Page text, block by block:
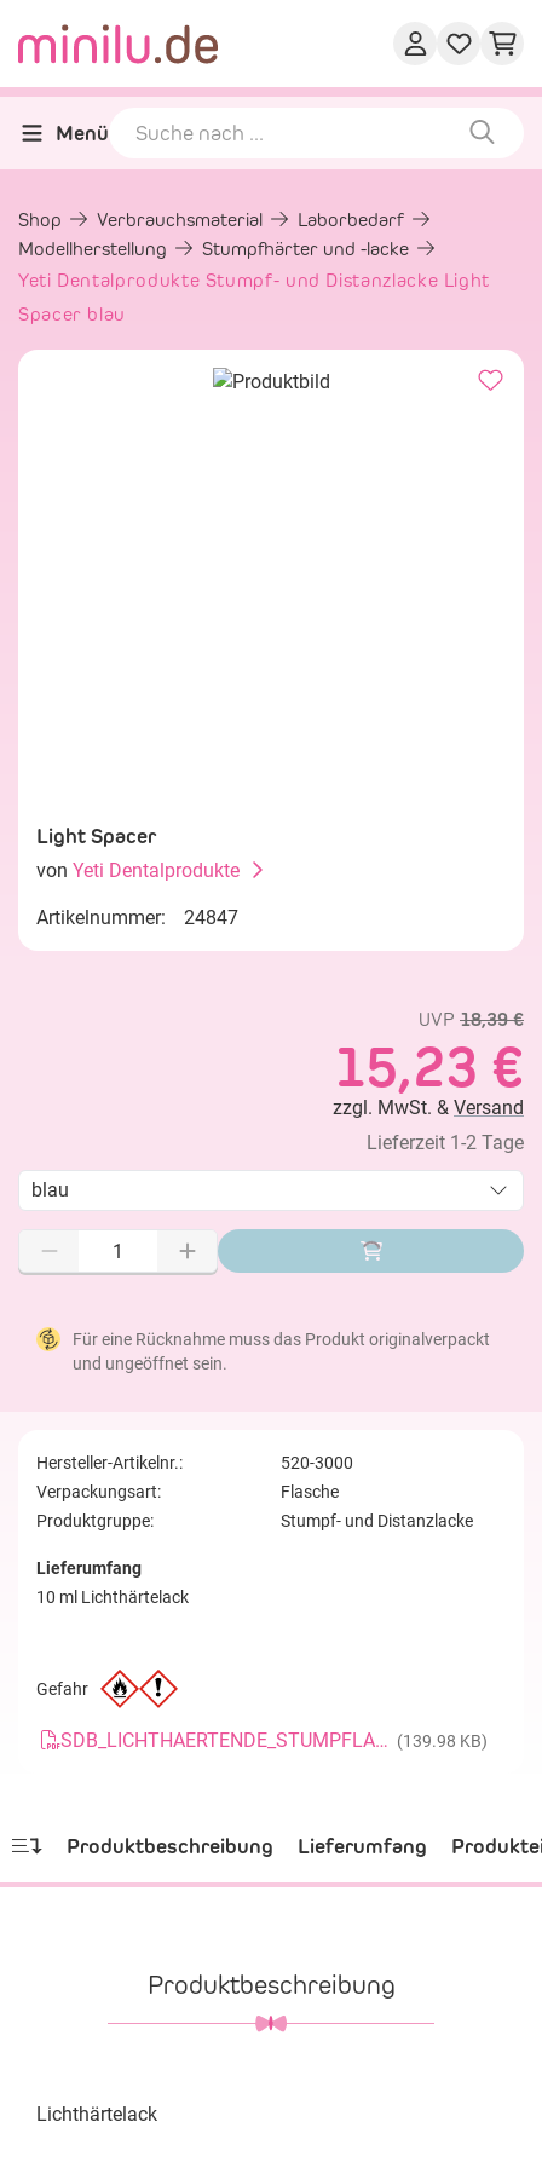
Menü
Shop Verbrauchsmaterial
Laborbedarf
Modellherstellung
Stumpfhärter und -lacke
Yeti Dentalprodukte Stumpf- und Distanzlacke Light
Spacer blau
Light Spacer
von Yeti Dentalprodukte
Artikelnummer: 24847
UVP 18,39 €
15,23 €
zzgl. MwSt. & Versand
Lieferzeit 1-2 Tage
blau
Für eine Rücknahme muss das Produkt originalverpackt
und ungeöffnet sein.
Hersteller-Artikelnr.:
520-3000
Verpackungsart:
Flasche
Produktgruppe:
Stumpf- und Distanzlacke
Lieferumfang
10 ml Lichthärtelack
Gefahr
SDB_LICHTHAERTENDE_STUMPFLACKE_20181017_DE (139.98 KB)
Produktbeschreibung Lieferumfang
Produktbeschreibung
Lichthärtelack